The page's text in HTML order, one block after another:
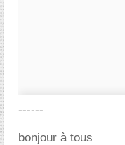
------
bonjour à tous